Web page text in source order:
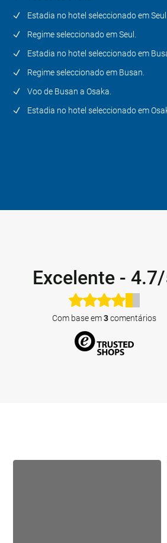
Estadia no hotel seleccionado em Seul.
Regime seleccionado em Seul.
Estadia no hotel seleccionado em
Regime seleccionado em Busan.
Voo de Busan a Osaka.
Estadia no hotel seleccionado em
Excelente -
Com base em3comentários